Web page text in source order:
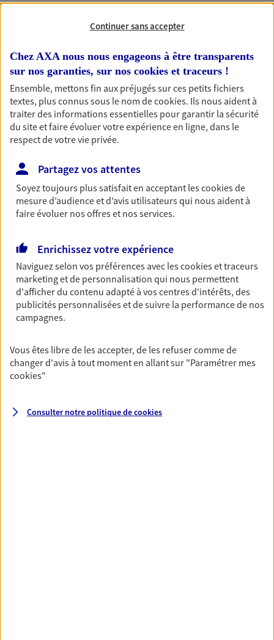
horaire/soir)
Nos expertises
Accompagner les
entreprises
Comme vous, nous sommes des indépendants. Nous
bâtissons ensemble des solutions cohérentes pour
vous-même et votre famille.
Accompagner vos projets de
vie
Achat immobilier, installation, départ à la retraite…
d'assurance et d'épargne. Recevez un conseil d'expert
cohérent avec vos besoins
épargne
Continuer sans accepter
Chez AXA nous nous engageons à être transparents
sur nos garanties, sur nos cookies et traceurs !
Ensemble, mettons fin aux préjugés sur ces petits fichiers
textes, plus connus sous le nom decookies. Ils nous aident à
traiter des informations essentielles pour garantir la sécurité
du site et faire évoluer votre expérience en ligne, dans le
respect de votre vie privée.
Partagez vos attentes
Soyez toujours plus satisfait en acceptant lescookiesde
mesure d’audience et d’avis utilisateurs qui nous aident à
faire évoluer nos offres et nos services.
Enrichissez votre expérience
Naviguez selon vos préférences avec lescookies et traceurs
marketing et de personnalisation qui nous permettent
d'afficher du contenu adapté à vos centres d'intérêts, des
publicités personnalisées et de suivre la performance de nos
campagnes.
Vous êtes libre de les accepter, de les refuser comme de
changer d'avis à tout moment en allant sur "Paramétrer mes
cookies"
Consulter notre politique decookies